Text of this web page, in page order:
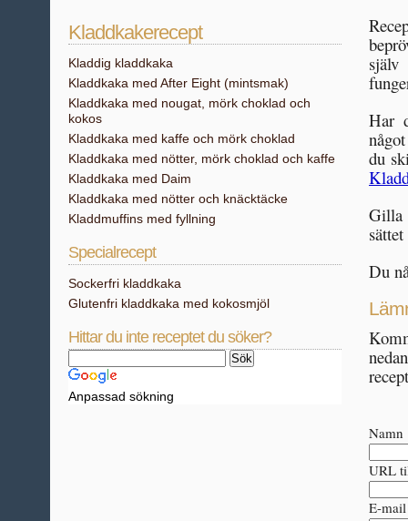
själv
Har
du
Du
URL
E-
Kladdkakerecept
Kladdig kladdkaka
Kladdkaka med After Eight (mintsmak)
Kladdkaka med nougat, mörk choklad och
kokos
Kladdkaka med kaffe och mörk choklad
Kladdkaka med nötter, mörk choklad och kaffe
Kladdkaka med Daim
Kladdkaka med nötter och knäcktäcke
Kladdmuffins med fyllning
Specialrecept
Sockerfri kladdkaka
Glutenfri kladdkaka med kokosmjöl
Hittar du inte receptet du söker?
Anpassad sökning